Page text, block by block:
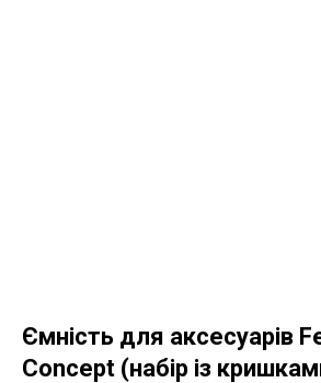
Ємність для аксесуарів
Concept (набір із